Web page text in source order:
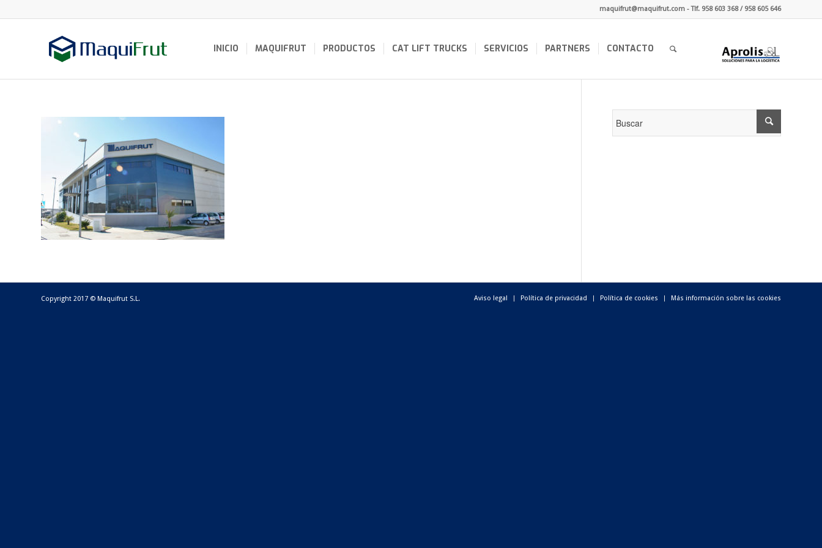
maquifrut@maquifrut.com - Tlf. 958 603 368 / 958 605 646
INICIO MAQUIFRUT PRODUCTOS CAT LIFT TRUCKS SERVICIOS PARTNERS CONTACTO
Copyright 2017 © Maquifrut S.L. Aviso legal Política de privacidad Política de cookies Más información sobre las cookies